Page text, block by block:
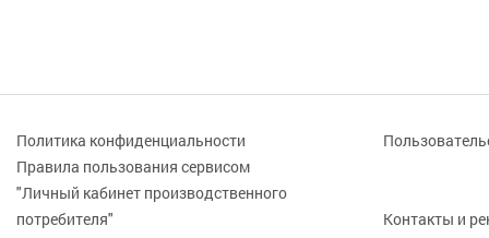
Политика конфиденциальности
Правила пользования сервисом
"Личный кабинет производственного
потребителя"
Контакты и